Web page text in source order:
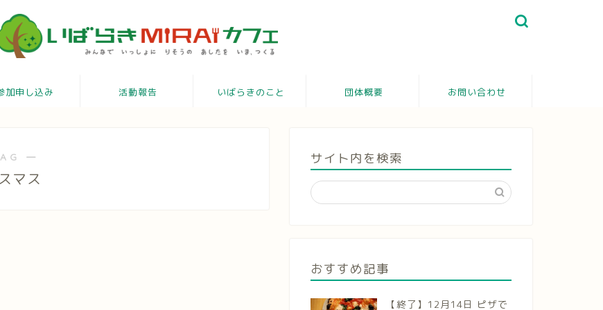
加申し込み 活動報告 いばらきのこと 団体概要 お問い合わせ
―
マス
サイト内を検索
おすすめ記事
【終了】12月14日 ピザで